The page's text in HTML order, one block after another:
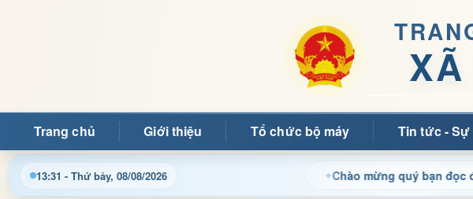
Trang chủ Giới thiệu Tổ chức bộ máy Tin tức - Sự
13:31 - Thứ bảy, 08/08/2026 Chào mừng quý bạn đọc đến với